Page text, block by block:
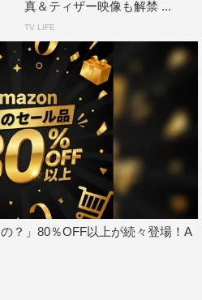
くん 夏ドラマ
真＆ティザー映像も解禁 ...
TV LIFE
？」80％OFF以上が続々登場！A